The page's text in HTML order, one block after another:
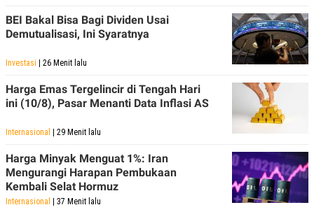
SIBER
PRIVACY
POLICY
BEI Bakal Bisa Bagi Dividen Usai
Demutualisasi, Ini Syaratnya
Investasi | 26 Menit lalu
Harga Emas Tergelincir di Tengah Hari
ini (10/8), Pasar Menanti Data Inflasi AS
Internasional | 29 Menit lalu
Harga Minyak Menguat 1%: Iran
Mengurangi Harapan Pembukaan
Kembali Selat Hormuz
Internasional | 37 Menit lalu